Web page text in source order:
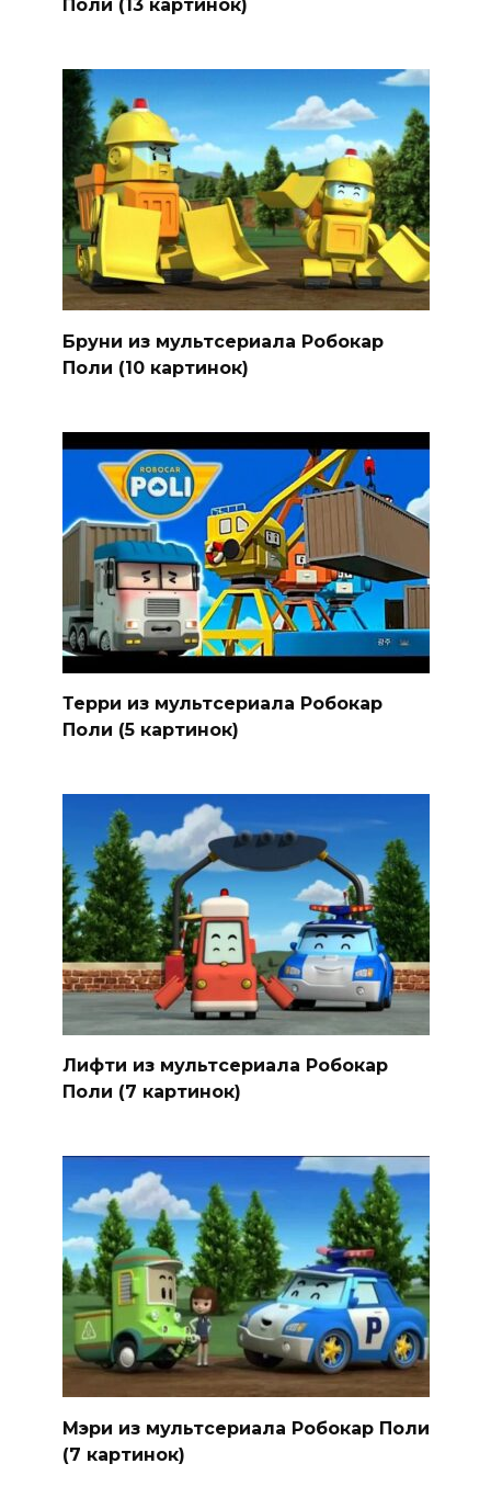
Поли (13 картинок)
Бруни из мультсериала Робокар
Поли (10 картинок)
Терри из мультсериала Робокар
Поли (5 картинок)
Лифти из мультсериала Робокар
Поли (7 картинок)
Мэри из мультсериала Робокар Поли
(7 картинок)